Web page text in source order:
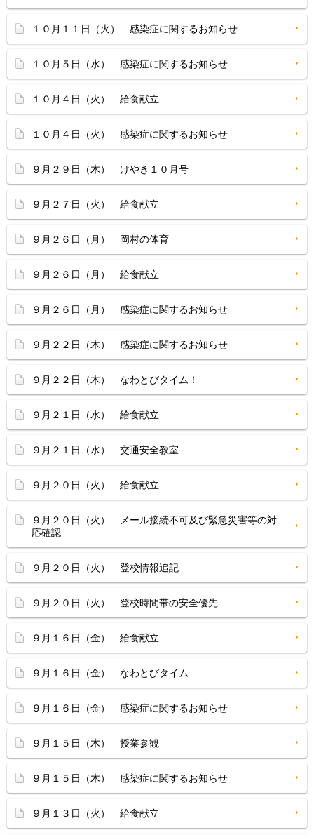
１０月１１日（火） 感染症に関するお知らせ
１０月５日（水） 感染症に関するお知らせ
１０月４日（火） 給食献立
１０月４日（火） 感染症に関するお知らせ
９月２９日（木） けやき１０月号
９月２７日（火） 給食献立
９月２６日（月） 岡村の体育
９月２６日（月） 給食献立
９月２６日（月） 感染症に関するお知らせ
９月２２日（木） 感染症に関するお知らせ
９月２２日（木） なわとびタイム！
９月２１日（水） 給食献立
９月２１日（水） 交通安全教室
９月２０日（火） 給食献立
９月２０日（火） メール接続不可及び緊急災害等の対
応確認
９月２０日（火） 登校情報追記
９月２０日（火） 登校時間帯の安全優先
９月１６日（金） 給食献立
９月１６日（金） なわとびタイム
９月１６日（金） 感染症に関するお知らせ
９月１５日（木） 授業参観
９月１５日（木） 感染症に関するお知らせ
９月１３日（火） 給食献立